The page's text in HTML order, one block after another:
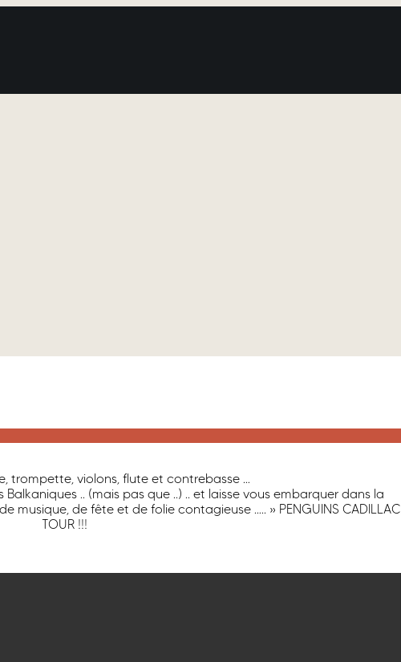
trompette, violons, flute et contrebasse …
.. (mais pas que ..) .. et laisse vous embarquer dans la
musique, de fête et de folie contagieuse ….. » PENGUINS CADILLAC
TOUR !!!